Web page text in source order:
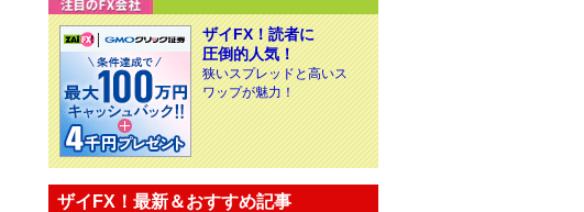
ザイFX！読者に
圧倒的人気！
狭いスプレッドと高いス
ワップが魅力！
ザイFX！最新＆おすすめ記事